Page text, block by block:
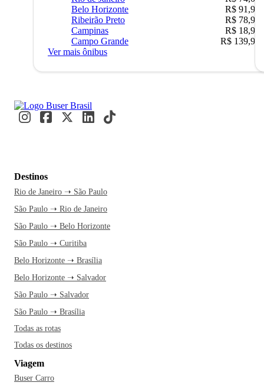
Belo Horizonte
R$ 91,90
Ribeirão Preto
R$ 78,90
Campinas
R$ 18,90
Campo Grande
R$ 139,90
Ver mais ônibus
Destinos
Rio de Janeiro ➝ São Paulo
São Paulo ➝ Rio de Janeiro
São Paulo ➝ Belo Horizonte
São Paulo ➝ Curitiba
Belo Horizonte ➝ Brasília
Belo Horizonte ➝ Salvador
São Paulo ➝ Salvador
São Paulo ➝ Brasília
Todas as rotas
Todas os destinos
Viagem
Buser Carro